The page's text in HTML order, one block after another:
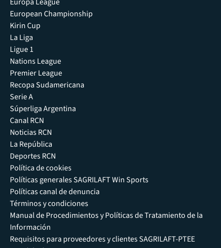
European Championship
Kirin Cup
La Liga
Ligue 1
Nations League
Premier League
Recopa Sudamericana
Serie A
Súperliga Argentina
Canal RCN
Noticias RCN
La República
Deportes RCN
Política de cookies
Políticas generales SAGRILAFT Win Sports
Políticas canal de denuncia
Términos y condiciones
Manual de Procedimientos y Políticas de Tratamiento de la
Información
Requisitos para proveedores y clientes SAGRILAFT-PTEE